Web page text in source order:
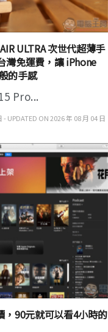
ULTRA 次世代超薄手
灣免運費，讓 iPhone
的手感
Pro...
- UPDATED ON 2026 年 08 月 04 日
90元就可以看4小時的